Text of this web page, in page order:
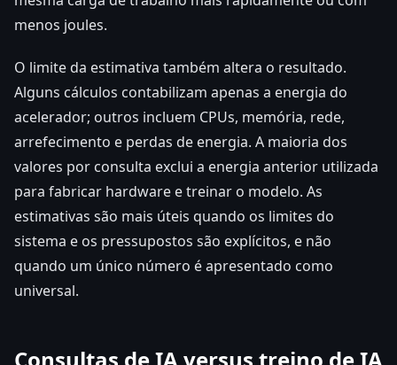
menos joules.
O limite da estimativa também altera o resultado.
Alguns cálculos contabilizam apenas a energia do
acelerador; outros incluem CPUs, memória, rede,
arrefecimento e perdas de energia. A maioria dos
valores por consulta exclui a energia anterior utilizada
para fabricar hardware e treinar o modelo. As
estimativas são mais úteis quando os limites do
sistema e os pressupostos são explícitos, e não
quando um único número é apresentado como
universal.